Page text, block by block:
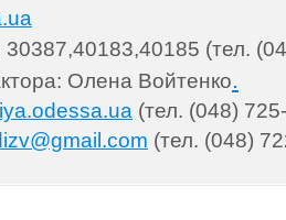
30387,40183,40185 (тел.
Олена Войтенко.
(тел. (048)
(тел. (048)